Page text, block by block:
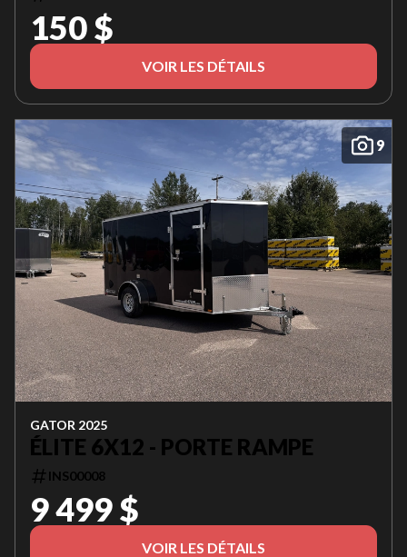
150 $
VOIR LES DÉTAILS
9
GATOR 2025
ÉLITE 6X12 - PORTE RAMPE
INS00008
9 499 $
VOIR LES DÉTAILS